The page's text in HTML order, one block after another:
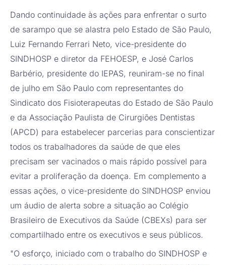
Dando continuidade às ações para enfrentar o surto
de sarampo que se alastra pelo Estado de São Paulo,
Luiz Fernando Ferrari Neto, vice-presidente do
SINDHOSP e diretor da FEHOESP, e José Carlos
Barbério, presidente do IEPAS, reuniram-se no final
de julho em São Paulo com representantes do
Sindicato dos Fisioterapeutas do Estado de São Paulo
e da Associação Paulista de Cirurgiões Dentistas
(APCD) para estabelecer parcerias para conscientizar
todos os trabalhadores da saúde de que eles
precisam ser vacinados o mais rápido possível para
evitar a proliferação da doença. Em complemento a
essas ações, o vice-presidente do SINDHOSP enviou
um áudio de alerta sobre a situação ao Colégio
Brasileiro de Executivos da Saúde (CBEXs) para ser
compartilhado entre os executivos e seus públicos.
"O esforço, iniciado com o trabalho do SINDHOSP e